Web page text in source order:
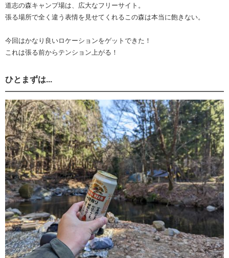
道志の森キャンプ場は、広大なフリーサイト。
張る場所で全く違う表情を見せてくれるこの森は本当に飽きない。
今回はかなり良いロケーションをゲットできた！
これは張る前からテンション上がる！
ひとまずは...